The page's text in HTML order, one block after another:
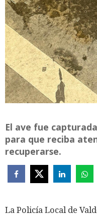
El ave fue
para que reciba
recuperarse.
La Policía Local de